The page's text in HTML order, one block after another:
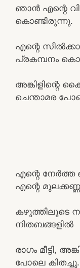
ഞാൻ എന്റെ
കൊണ്ടിരുന്നു.
എന്റെ
പ്രകമ്പനം
അങ്കിളിന്റെ
ചെന്താമര
എന്റെ
എന്റെ
കഴുത്തിലൂടെ
നിതബങ്ങളിൽ
രാഗം മീട്ടി,
പോലെ